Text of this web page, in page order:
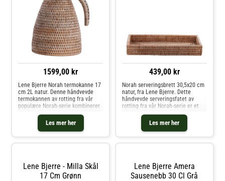
1599,00 kr
Les mer her
Lene Bjerre Norah termokanne 17
cm 2L natur. Denne håndvevde
termokannen av rotting fra vår
populære Norah-serie kombinerer
høy kvalitet med tidløs design.
Norah-serien er kjent for sin bruk
av naturlige materialer som
bambus og rotting, begge rasktv
439,00 kr
Les mer her
Norah serveringsbrett 30,5x20 cm
natur, fra Lene Bjerre. Dette
håndvevde serveringsfatet av
rotting fra vår Norah-serie er et
kvalitetsprodukt som kombinerer
naturlig skjønnhet med
funksjonalitet. Norah-serien er
kjent for sin bruk av naturlige
Lene Bjerre - Milla Skål
17 Cm Grønn
Lene Bjerre Amera
Sausenebb 30 Cl Grå